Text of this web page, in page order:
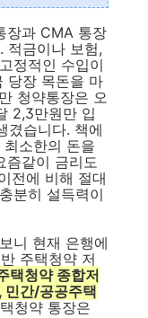
장과 CMA 통장
적금이나 보험,
정적인 수입이
당장 목돈을 마
청약통장은 오
2,3만원만 입
겼습니다. 책에
소한의 돈을
즘같이 금리도
전에 비해 절대
분히 설득력이
니 현재 은행에
주택청약 저
택청약 종합저
민간/공공주택
청약 통장은